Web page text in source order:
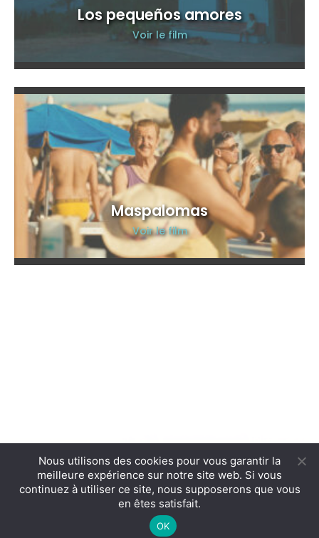
Los pequeños amores
Voir le film
Maspalomas
Voir le film
Mentions Légales et Conditions Générales d'Utilisation
Nous utilisons des cookies pour vous garantir la
meilleure expérience sur notre site web. Si vous
continuez à utiliser ce site, nous supposerons que vous
en êtes satisfait.
OK